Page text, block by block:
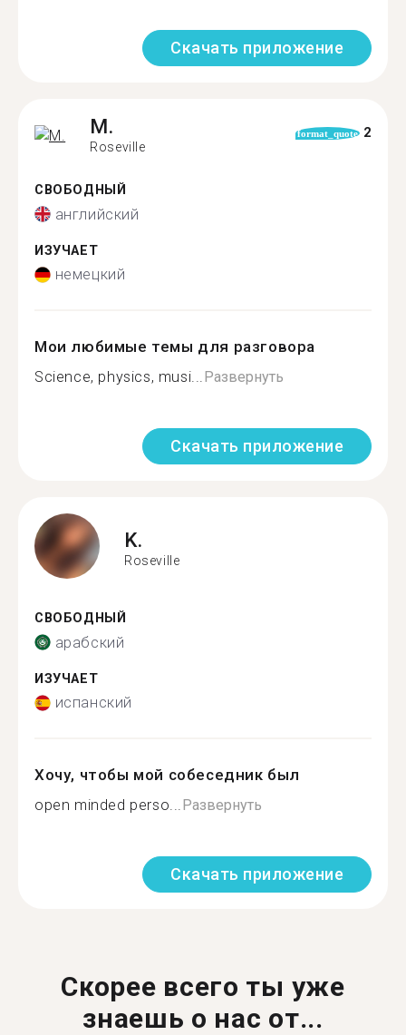
Скачать приложение
M.
Roseville
format_quote 2
СВОБОДНЫЙ
английский
ИЗУЧАЕТ
немецкий
Мои любимые темы для разговора
Science, physics, musi...Развернуть
Скачать приложение
K.
Roseville
СВОБОДНЫЙ
арабский
ИЗУЧАЕТ
испанский
Хочу, чтобы мой собеседник был
open minded perso...Развернуть
Скачать приложение
Скорее всего ты уже
знаешь о нас от...